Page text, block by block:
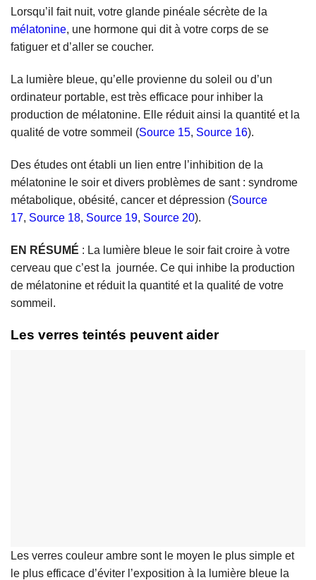
Lorsqu’il fait nuit, votre glande pinéale sécrète de la
mélatonine, une hormone qui dit à votre corps de se
fatiguer et d’aller se coucher.
La lumière bleue, qu’elle provienne du soleil ou d’un
ordinateur portable, est très efficace pour inhiber la
production de mélatonine. Elle réduit ainsi la quantité et la
qualité de votre sommeil (Source 15, Source 16).
Des études ont établi un lien entre l’inhibition de la
mélatonine le soir et divers problèmes de sant : syndrome
métabolique, obésité, cancer et dépression (Source
17, Source 18, Source 19, Source 20).
EN RÉSUMÉ : La lumière bleue le soir fait croire à votre
cerveau que c’est la journée. Ce qui inhibe la production
de mélatonine et réduit la quantité et la qualité de votre
sommeil.
Les verres teintés peuvent aider
Les verres couleur ambre sont le moyen le plus simple et
le plus efficace d’éviter l’exposition à la lumière bleue la